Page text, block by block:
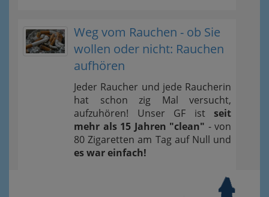
Weg vom Rauchen - ob Sie
wollen oder nicht: Rauchen
aufhören
Jeder Raucher und jede Raucherin
hat schon zig Mal versucht,
aufzuhören! Unser GF ist seit
mehr als 15 Jahren "clean" - von
80 Zigaretten am Tag auf Null und
es war einfach!